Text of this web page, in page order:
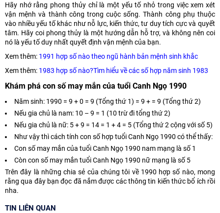
Hãy nhớ rằng phong thủy chỉ là một yếu tố nhỏ trong việc xem xét
vận mệnh và thành công trong cuộc sống. Thành công phụ thuộc
vào nhiều yếu tố khác như nỗ lực, kiến thức, tư duy tích cực và quyết
tâm. Hãy coi phong thủy là một hướng dẫn hỗ trợ, và không nên coi
nó là yếu tố duy nhất quyết định vận mệnh của bạn.
Xem thêm: 1991 hợp số nào theo ngũ hành bản mệnh sinh khắc
Xem thêm: 1983 hợp số nào?Tìm hiểu về các số hợp năm sinh 1983
Khám phá con số may mắn của tuổi Canh Ngọ 1990
Năm sinh: 1990 = 9 + 0 = 9 (Tổng thứ 1) = 9 + = 9 (Tổng thứ 2)
Nếu gia chủ là nam: 10 – 9 = 1 (10 trừ đi tổng thứ 2)
Nếu gia chủ là nữ: 5 + 9 = 14 = 1 + 4 = 5 (Tổng thứ 2 cộng với số 5)
Như vậy thì cách tính con số hợp tuổi Canh Ngọ 1990 có thể thấy:
Con số may mắn của tuổi Canh Ngọ 1990 nam mạng là số 1
Còn con số may mắn tuổi Canh Ngọ 1990 nữ mạng là số 5
Trên đây là những chia sẻ của chúng tôi về 1990 hợp số nào, mong
rằng qua đây bạn đọc đã nắm được các thông tin kiến thức bổ ích rồi
nha.
TIN LIÊN QUAN